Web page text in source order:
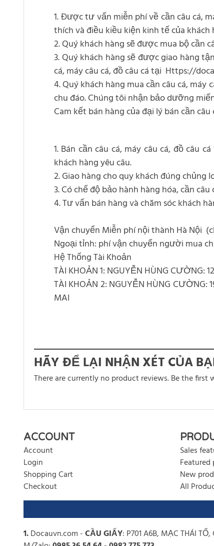
1. Được tư vấn miễn phí về cần câu cá,
thích và điều kiều kiện kinh tế của khách
2. Quý khách hàng sẽ được mua bộ cần
3. Quý khách hàng sẽ được giao hàng
cá, máy câu cá, đồ câu cá tại Https://
4. Quý khách hàng mua cần câu cá,
chu đáo. Chúng tôi nhận bảo dưỡng
Cam kết bán hàng của đại lý bán cần
1. Bán cần câu cá, máy câu cá, đồ câu
khách hàng yêu câu.
2. Giao hàng cho quy khách đúng
3. Có chế độ bảo hành hàng hóa, cần
4. Tư vấn bán hàng và chăm sóc khách
Vận chuyển Miễn phí nội thành Hà Nội
Ngoại tỉnh: phí vận chuyển người mua
Hệ Thống Tài Khoản
TÀI KHOẢN 1: NGUYỄN HÙNG CƯỜNG:
TÀI KHOẢN 2: NGUYỄN HÙNG CƯỜNG:
MAI
HÃY ĐỂ LẠI NHẬN XÉT CỦA
There are currently no product reviews. Be the first
ACCOUNT
Account
Login
Shopping Cart
Checkout
Sales
New
All
1.Docauvn.com -CẦU GIẤY: P701 A6B, MẠC THÁI